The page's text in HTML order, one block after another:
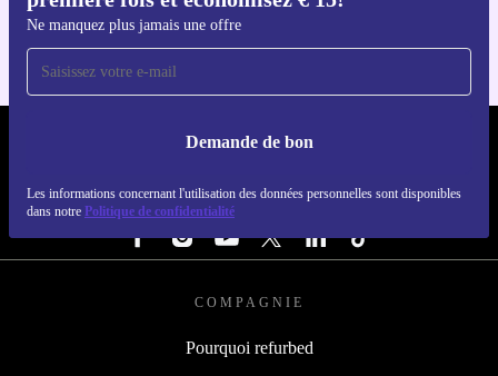
Ne manquez plus jamais une offre
Demande de bon
Les informations concernant l'utilisation des données personnelles sont disponibles
dans notre Politique de confidentialité
REFURBED BELGIQUE - RETHINK NEW.
SUIVEZ-NOUS
COMPAGNIE
Pourquoi refurbed